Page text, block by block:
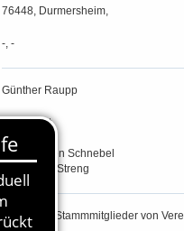
76448, Durmersheim,
-, -
Günther Raupp
Peter Illert
Olaf Peters
Hans Jürgen Schnebel
Karl-Heinz Streng
Prfg. 1-22: Stammmitglieder von